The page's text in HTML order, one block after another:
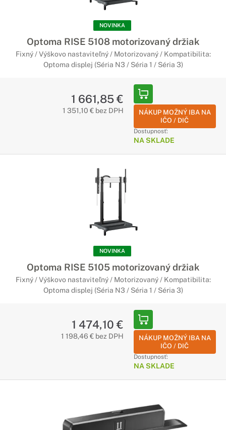
NOVINKA
Optoma RISE 5108 motorizovaný držiak
Fixný / Výškovo nastaviteľný / Motorizovaný / Kompatibilita:
Optoma displej (Séria N3 / Séria 1 / Séria 3)
1 661,85 €
1 351,10 € bez DPH
NÁKUP MOŽNÝ IBA NA
IČO / DIČ
Dostupnosť:
NA SKLADE
NOVINKA
Optoma RISE 5105 motorizovaný držiak
Fixný / Výškovo nastaviteľný / Motorizovaný / Kompatibilita:
Optoma displej (Séria N3 / Séria 1 / Séria 3)
1 474,10 €
1 198,46 € bez DPH
NÁKUP MOŽNÝ IBA NA
IČO / DIČ
Dostupnosť:
NA SKLADE